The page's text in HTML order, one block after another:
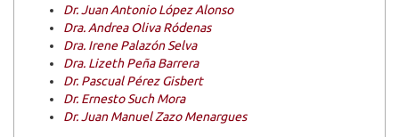
Dr. Juan Antonio López Alonso
Dra. Andrea Oliva Ródenas
Dra. Irene Palazón Selva
Dra. Lizeth Peña Barrera
Dr. Pascual Pérez Gisbert
Dr. Ernesto Such Mora
Dr. Juan Manuel Zazo Menargues